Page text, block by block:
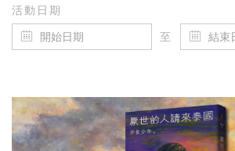
活動日期
至